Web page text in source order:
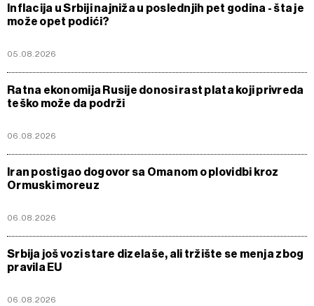
Inflacija u Srbiji najniža u poslednjih pet godina - šta je
može opet podići?
05.08.2026
Ratna ekonomija Rusije donosi rast plata koji privreda
teško može da podrži
06.08.2026
Iran postigao dogovor sa Omanom o plovidbi kroz
Ormuski moreuz
06.08.2026
Srbija još vozi stare dizelaše, ali tržište se menja zbog
pravila EU
06.08.2026